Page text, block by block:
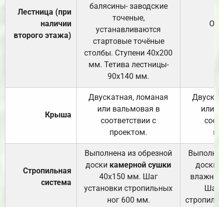
Лестница (при
наличии
второго этажа)
балясины- заводские
точеные,
устанавливаются
стартовые точёные
столбы. Ступени 40х200
мм. Тетива лестницы-
90х140 мм.
Крыша
Двускатная, ломаная
или вальмовая в
соответствии с
проектом.
или
Стропильная
система
Выполнена из обрезной
доски камерной сушки
40х150 мм. Шаг
установки стропильных
ног 600 мм.
доски